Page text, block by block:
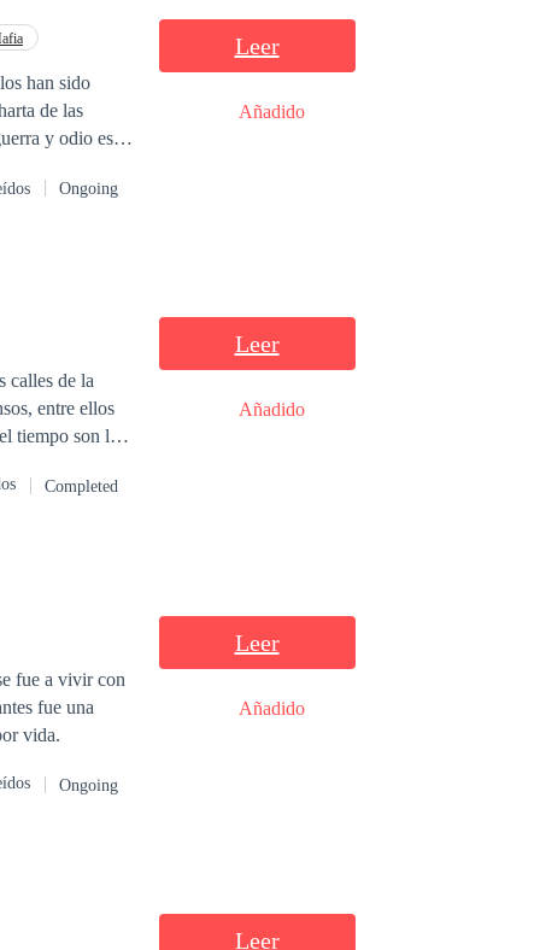
de las
Ongoing
Leer
Añadido
entre ellos
tiempo son los
y por
la mayoría la
en
“Gato”.-
Se
Completed
Leer
Añadido
fue a vivir con
fue una
vida.
Ongoing
Leer
Añadido
Leer